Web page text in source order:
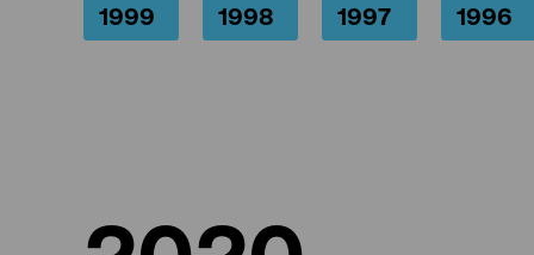
1999 1998 1997 1996